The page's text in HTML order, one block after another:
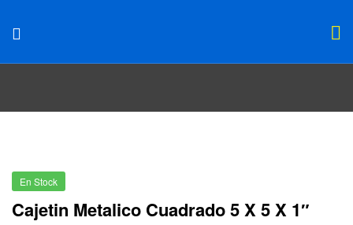
En Stock
Cajetin Metalico Cuadrado 5 X 5 X 1″